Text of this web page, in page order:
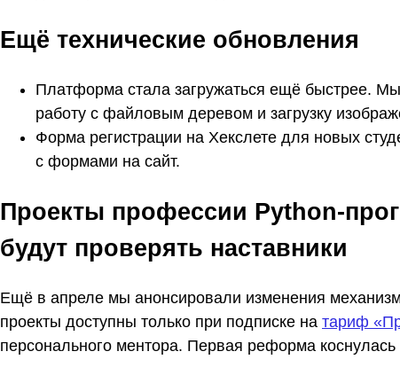
Ещё технические обновления
Платформа стала загружаться ещё быстрее. Мы
работу с файловым деревом и загрузку
Форма регистрации на Хекслете для новых
с формами на сайт.
Проекты профессии Python-
будут проверять наставники
Ещё в апреле мы анонсировали изменения
проекты доступны только при подписке на тариф
персонального ментора. Первая реформа